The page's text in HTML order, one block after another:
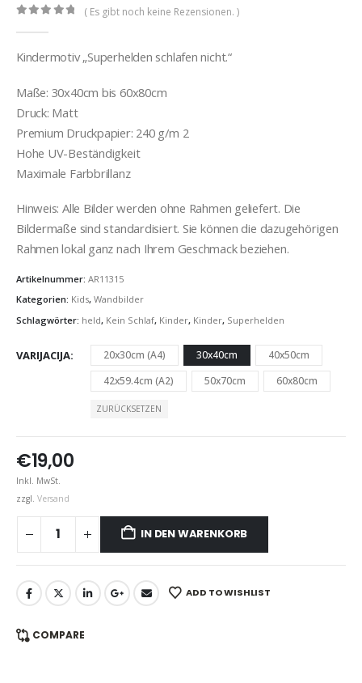
( Es gibt noch keine Rezensionen. )
Kindermotiv „Superhelden schlafen nicht.“
Maße: 30x40cm bis 60x80cm
Druck: Matt
Premium Druckpapier: 240 g/m 2
Hohe UV-Beständigkeit
Maximale Farbbrillanz
Hinweis: Alle Bilder werden ohne Rahmen geliefert. Die
Bildermaße sind standardisiert. Sie können die dazugehörigen
Rahmen lokal ganz nach Ihrem Geschmack beziehen.
Artikelnummer: AR11315
Kategorien: Kids, Wandbilder
Schlagwörter: held, Kein Schlaf, Kinder, Kinder, Superhelden
VARIJACIJA 20x30cm (A4) 30x40cm
40x50cm
42x59.4cm (A2)
50x70cm 60x80cm
ZURÜCKSETZEN
€19,00
Inkl. MwSt.
zzgl. Versand
IN DEN WARENKORB
ADD TO WISHLIST
COMPARE